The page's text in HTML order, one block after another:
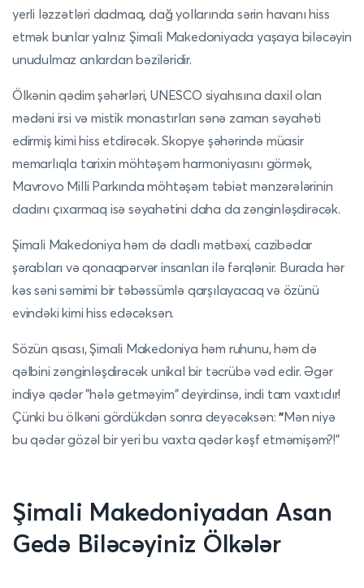
yerli ləzzətləri dadmaq, dağ yollarında sərin havanı hiss
etmək bunlar yalnız Şimali Makedoniyada yaşaya biləcəyin
unudulmaz anlardan bəziləridir.
Ölkənin qədim şəhərləri, UNESCO siyahısına daxil olan
mədəni irsi və mistik monastırları sənə zaman səyahəti
edirmiş kimi hiss etdirəcək. Skopye şəhərində müasir
memarlıqla tarixin möhtəşəm harmoniyasını görmək,
Mavrovo Milli Parkında möhtəşəm təbiət mənzərələrinin
dadını çıxarmaq isə səyahətini daha da zənginləşdirəcək.
Şimali Makedoniya həm də dadlı mətbəxi, cazibədar
şərabları və qonaqpərvər insanları ilə fərqlənir. Burada hər
kəs səni səmimi bir təbəssümlə qarşılayacaq və özünü
evindəki kimi hiss edəcəksən.
Sözün qısası, Şimali Makedoniya həm ruhunu, həm də
qəlbini zənginləşdirəcək unikal bir təcrübə vəd edir. Əgər
indiyə qədər "hələ getməyim" deyirdinsə, indi tam vaxtıdır!
Çünki bu ölkəni gördükdən sonra deyəcəksən:"Mən niyə
bu qədər gözəl bir yeri bu vaxta qədər kəşf etməmişəm?!"
Şimali Makedoniyadan Asan
Gedə Biləcəyiniz Ölkələr